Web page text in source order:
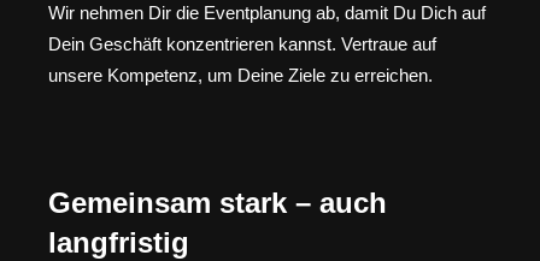
Wir nehmen Dir die Eventplanung ab, damit Du Dich auf
Dein Geschäft konzentrieren kannst. Vertraue auf
unsere Kompetenz, um Deine Ziele zu erreichen.
Gemeinsam stark – auch
langfristig